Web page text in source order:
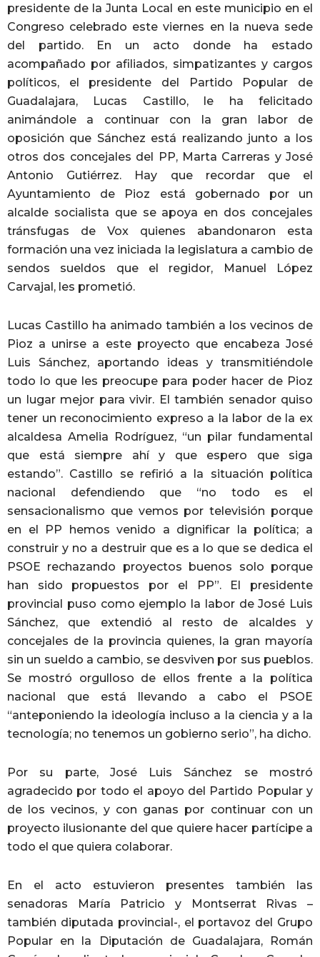
presidente de la Junta Local en este municipio en el
Congreso celebrado este viernes en la nueva sede
del partido. En un acto donde ha estado
acompañado por afiliados, simpatizantes y cargos
políticos, el presidente del Partido Popular de
Guadalajara, Lucas Castillo, le ha felicitado
animándole a continuar con la gran labor de
oposición que Sánchez está realizando junto a los
otros dos concejales del PP, Marta Carreras y José
Antonio Gutiérrez. Hay que recordar que el
Ayuntamiento de Pioz está gobernado por un
alcalde socialista que se apoya en dos concejales
tránsfugas de Vox quienes abandonaron esta
formación una vez iniciada la legislatura a cambio de
sendos sueldos que el regidor, Manuel López
Carvajal, les prometió.
Lucas Castillo ha animado también a los vecinos de
Pioz a unirse a este proyecto que encabeza José
Luis Sánchez, aportando ideas y transmitiéndole
todo lo que les preocupe para poder hacer de Pioz
un lugar mejor para vivir. El también senador quiso
tener un reconocimiento expreso a la labor de la ex
alcaldesa Amelia Rodríguez, “un pilar fundamental
que está siempre ahí y que espero que siga
estando”. Castillo se refirió a la situación política
nacional defendiendo que “no todo es el
sensacionalismo que vemos por televisión porque
en el PP hemos venido a dignificar la política; a
construir y no a destruir que es a lo que se dedica el
PSOE rechazando proyectos buenos solo porque
han sido propuestos por el PP”. El presidente
provincial puso como ejemplo la labor de José Luis
Sánchez, que extendió al resto de alcaldes y
concejales de la provincia quienes, la gran mayoría
sin un sueldo a cambio, se desviven por sus pueblos.
Se mostró orgulloso de ellos frente a la política
nacional que está llevando a cabo el PSOE
“anteponiendo la ideología incluso a la ciencia y a la
tecnología; no tenemos un gobierno serio”, ha dicho.
Por su parte, José Luis Sánchez se mostró
agradecido por todo el apoyo del Partido Popular y
de los vecinos, y con ganas por continuar con un
proyecto ilusionante del que quiere hacer partícipe a
todo el que quiera colaborar.
En el acto estuvieron presentes también las
senadoras María Patricio y Montserrat Rivas –
también diputada provincial-, el portavoz del Grupo
Popular en la Diputación de Guadalajara, Román